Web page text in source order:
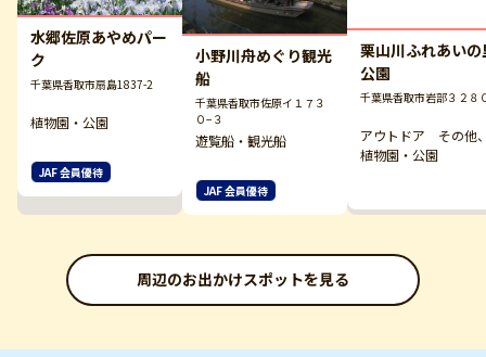
水郷佐原あやめパー
ク
千葉県香取市扇島1837-2
植物園・公園
JAF 会員優待
小野川舟めぐり観光
船
千葉県香取市佐原イ１７３
０−３
遊覧船・観光船
JAF 会員優待
栗山川ふれあいの
公園
千葉県香取市岩部３２８
アウトドア その他
植物園・公園
周辺のお出かけスポットを見る